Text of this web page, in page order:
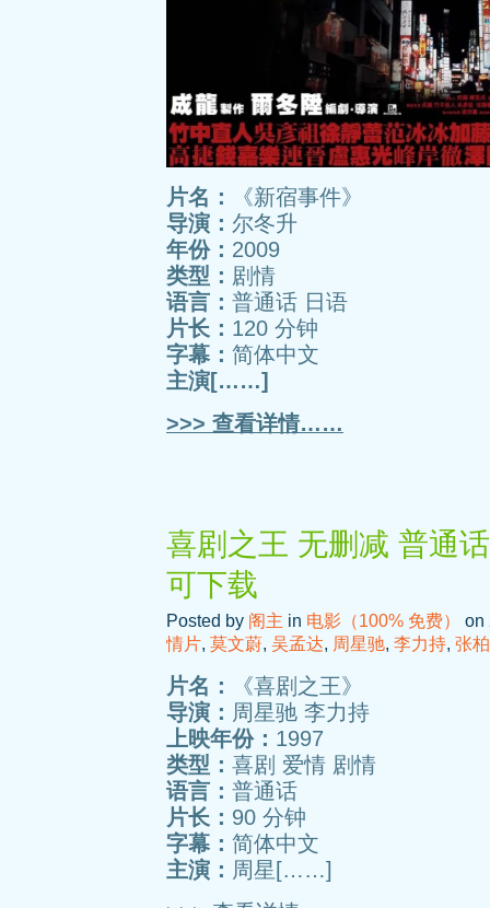
片名：
《新宿事件》
导演： 尔冬升
年份： 2009
类型： 剧情
语言： 普通话 日语
片长： 120 分钟
字幕： 简体中文
主演[……]
>>> 查看详情……
喜剧之王 无删减 普通
可下载
Posted by 阁主 in 电影（100% 免费）
on
情片, 莫文蔚, 吴孟达, 周星驰, 李力持, 张
片名：
《喜剧之王》
导演： 周星驰 李力持
上映年份： 1997
类型： 喜剧 爱情 剧情
语言： 普通话
片长： 90 分钟
字幕： 简体中文
主演： 周星[……]